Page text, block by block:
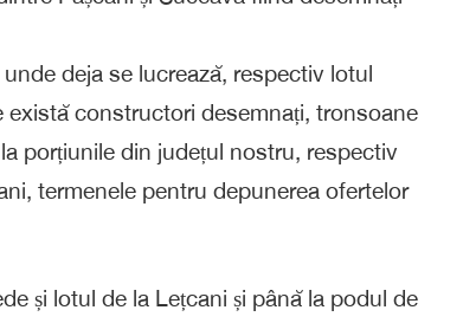
deja se lucrează, respectiv lotul
constructori desemnați, tronsoane
porțiunile din județul nostru, respectiv
termenele pentru depunerea ofertelor
și lotul de la Lețcani și până la podul de